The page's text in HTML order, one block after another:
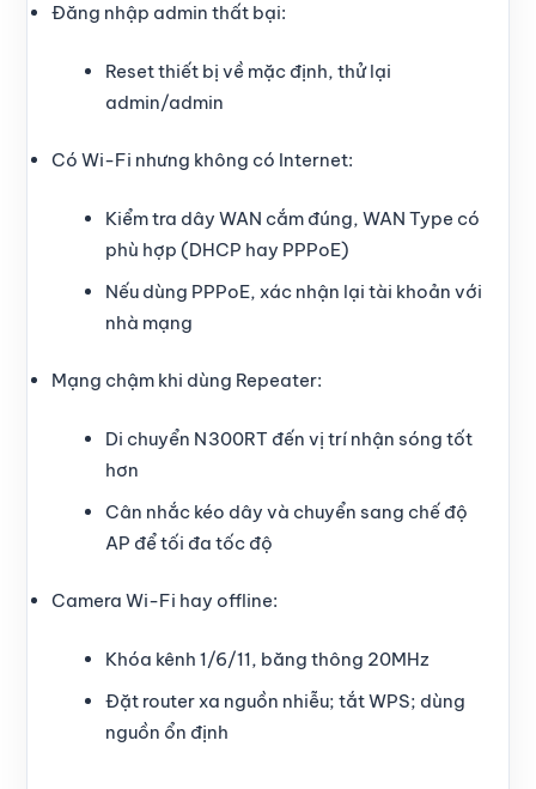
Đăng nhập admin thất bại:
Reset thiết bị về mặc định, thử lại
admin/admin
Có Wi-Fi nhưng không có Internet:
Kiểm tra dây WAN cắm đúng, WAN Type có
phù hợp (DHCP hay PPPoE)
Nếu dùng PPPoE, xác nhận lại tài khoản với
nhà mạng
Mạng chậm khi dùng Repeater:
Di chuyển N300RT đến vị trí nhận sóng tốt
hơn
Cân nhắc kéo dây và chuyển sang chế độ
AP để tối đa tốc độ
Camera Wi-Fi hay offline:
Khóa kênh 1/6/11, băng thông 20MHz
Đặt router xa nguồn nhiễu; tắt WPS; dùng
nguồn ổn định